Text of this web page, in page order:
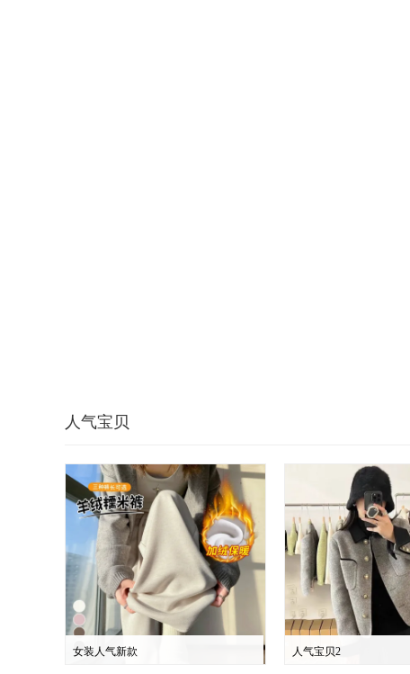
人气宝贝
女装人气新款 人气宝贝2